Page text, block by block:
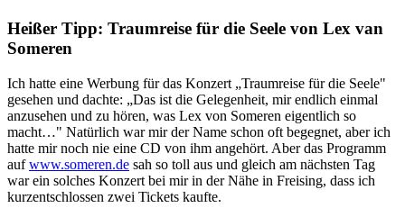
Heißer Tipp: Traumreise für die Seele von Lex van
Someren
Ich hatte eine Werbung für das Konzert „Traumreise für die Seele"
gesehen und dachte: „Das ist die Gelegenheit, mir endlich einmal
anzusehen und zu hören, was Lex von Someren eigentlich so
macht…" Natürlich war mir der Name schon oft begegnet, aber ich
hatte mir noch nie eine CD von ihm angehört. Aber das Programm
aufwww.someren.de sah so toll aus und gleich am nächsten Tag
war ein solches Konzert bei mir in der Nähe in Freising, dass ich
kurzentschlossen zwei Tickets kaufte.